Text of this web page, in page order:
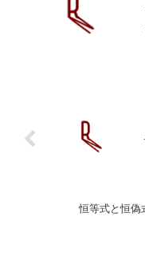
恒等式と恒偽